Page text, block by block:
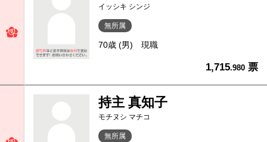
イッシキ シンジ
無所属
70歳 (男) 現職
1,715.980 票
持主 真知子
モチヌシ マチコ
無所属